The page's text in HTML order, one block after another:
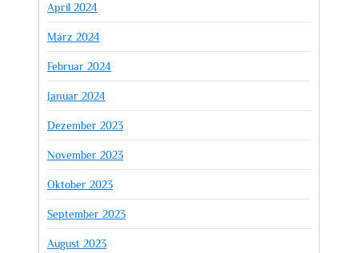
April 2024
März 2024
Februar 2024
Januar 2024
Dezember 2023
November 2023
Oktober 2023
September 2023
August 2023